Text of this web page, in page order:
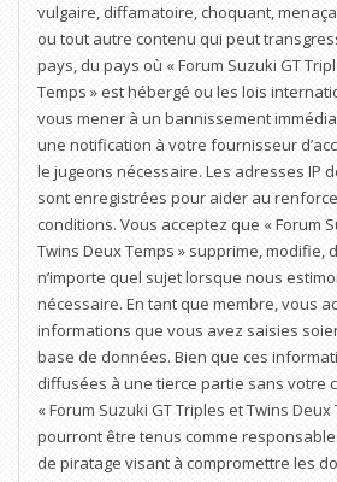
vulgaire, diffamatoire, choquant,
ou tout autre contenu qui peut
pays, du pays où « Forum Suzuki GT
Temps » est hébergé ou les lois
vous mener à un bannissement
une notification à votre fournisseur
le jugeons nécessaire. Les adresses IP
sont enregistrées pour aider au
conditions. Vous acceptez que « Forum
Twins Deux Temps » supprime, modifie,
n’importe quel sujet lorsque nous
nécessaire. En tant que membre, vous
informations que vous avez saisies
base de données. Bien que ces
diffusées à une tierce partie sans votre
« Forum Suzuki GT Triples et Twins Deux
pourront être tenus comme
de piratage visant à compromettre les